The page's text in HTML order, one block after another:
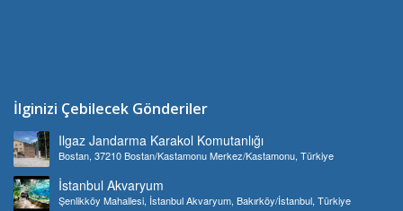
İlginizi Çebilecek Gönderiler
Ilgaz Jandarma Karakol Komutanlığı
Bostan, 37210 Bostan/Kastamonu Merkez/Kastamonu, Türkiye
İstanbul Akvaryum
Şenlikköy Mahallesi, İstanbul Akvaryum, Bakırköy/İstanbul, Türkiye